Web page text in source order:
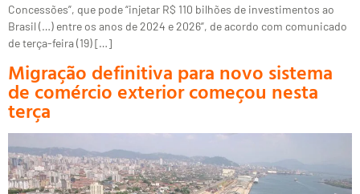
Concessões”, que pode “injetar R$ 110 bilhões de investimentos ao
Brasil (…) entre os anos de 2024 e 2026”, de acordo com comunicado
de terça-feira (19) […]
Migração definitiva para novo sistema
de comércio exterior começou nesta
terça